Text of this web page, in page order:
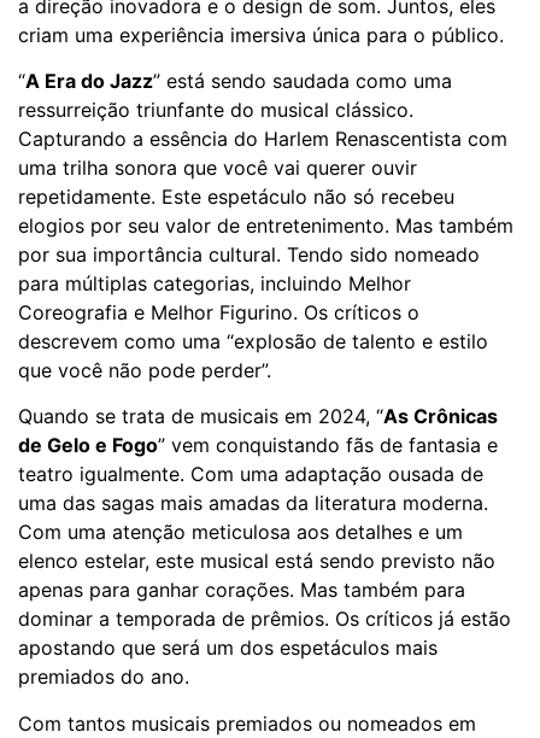
a direção inovadora e o design de som. Juntos, eles
criam uma experiência imersiva única para o público.
“A Era do Jazz” está sendo saudada como uma
ressurreição triunfante do musical clássico.
Capturando a essência do Harlem Renascentista com
uma trilha sonora que você vai querer ouvir
repetidamente. Este espetáculo não só recebeu
elogios por seu valor de entretenimento. Mas também
por sua importância cultural. Tendo sido nomeado
para múltiplas categorias, incluindo Melhor
Coreografia e Melhor Figurino. Os críticos o
descrevem como uma “explosão de talento e estilo
que você não pode perder”.
Quando se trata de musicais em 2024, “As Crônicas
de Gelo e Fogo” vem conquistando fãs de fantasia e
teatro igualmente. Com uma adaptação ousada de
uma das sagas mais amadas da literatura moderna.
Com uma atenção meticulosa aos detalhes e um
elenco estelar, este musical está sendo previsto não
apenas para ganhar corações. Mas também para
dominar a temporada de prêmios. Os críticos já estão
apostando que será um dos espetáculos mais
premiados do ano.
Com tantos musicais premiados ou nomeados em